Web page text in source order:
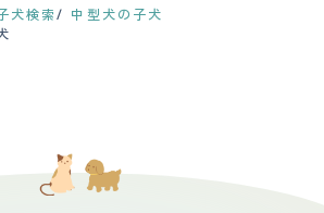
はないため、厳しい訓練やしつけは不
識が強くトイレを家の中でしなくな
です。換毛期以外の時期でも多少の抜け
っ白ですが、日常であまり汚れること
犬検索
中型犬の子犬